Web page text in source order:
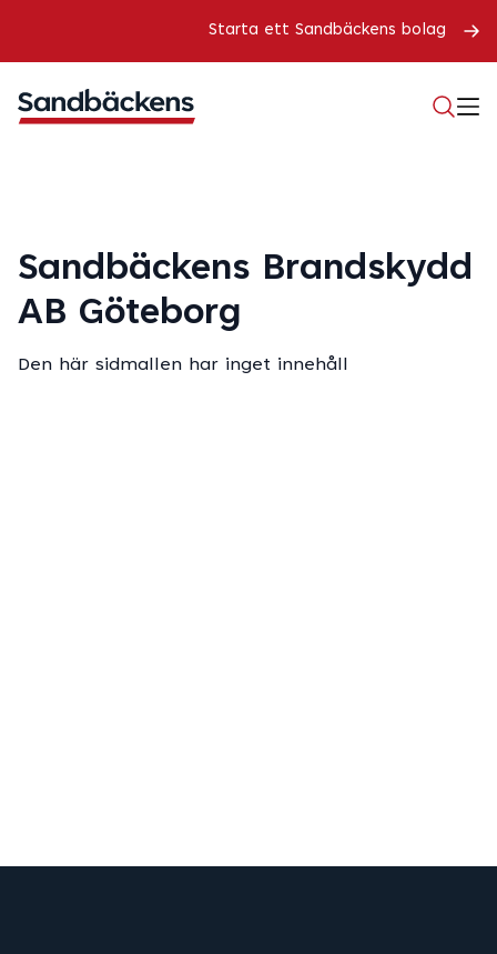
Starta ett Sandbäckens bolag
Sandbäckens Brandskydd
AB Göteborg
Den här sidmallen har inget innehåll